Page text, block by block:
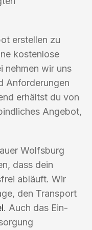
erstellen zu
kostenlose
nehmen wir uns
Anforderungen
erhältst du von
Angebot,
Wolfsburg
dass dein
abläuft. Wir
den Transport
. Auch das Ein-